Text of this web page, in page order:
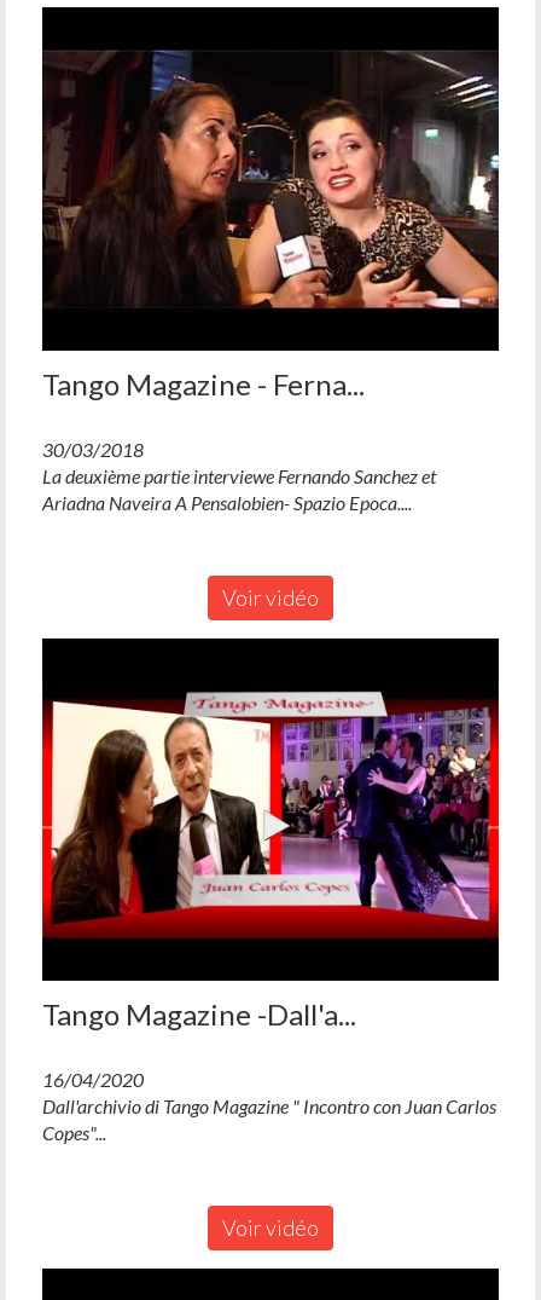
Tango Magazine - Ferna...
30/03/2018
La deuxième partie interviewe Fernando Sanchez et
Ariadna Naveira A Pensalobien- Spazio Epoca....
Voir vidéo
Tango Magazine -Dall'a...
16/04/2020
Dall'archivio di Tango Magazine " Incontro con Juan Carlos
Copes"...
Voir vidéo